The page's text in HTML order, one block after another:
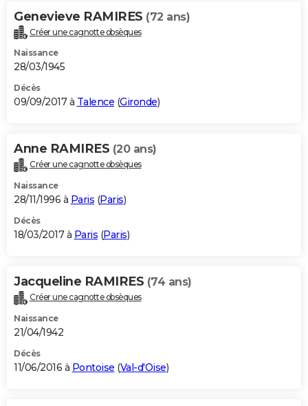
Genevieve RAMIRES (72 ans)
Créer une cagnotte obsèques
Naissance
28/03/1945
Décès
09/09/2017 à Talence (Gironde)
Anne RAMIRES (20 ans)
Créer une cagnotte obsèques
Naissance
28/11/1996 à Paris (Paris)
Décès
18/03/2017 à Paris (Paris)
Jacqueline RAMIRES (74 ans)
Créer une cagnotte obsèques
Naissance
21/04/1942
Décès
11/06/2016 à Pontoise (Val-d'Oise)